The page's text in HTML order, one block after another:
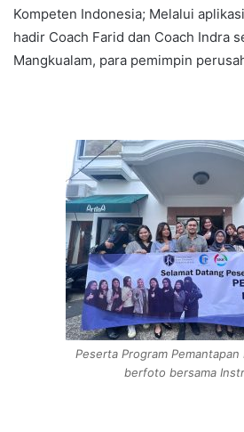
Kompeten Indonesia; Melalui
hadir Coach Farid dan Coach Indra
Mangkualam, para pemimpin
Peserta Program
berfoto bersama